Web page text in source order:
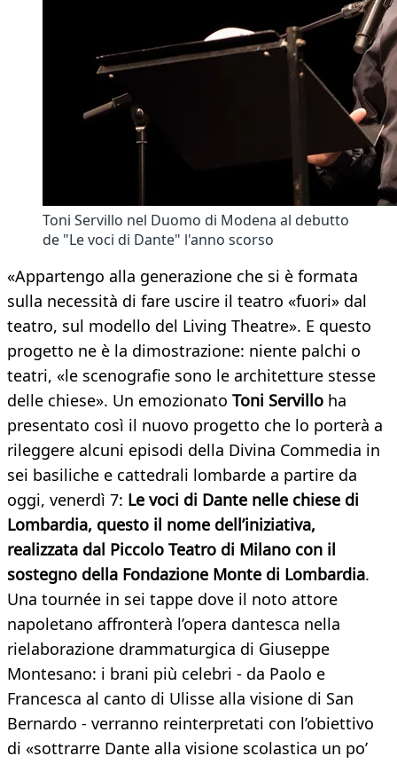
Toni Servillo nel Duomo di Modena al debutto
de "Le voci di Dante" l'anno scorso
«Appartengo alla generazione che si è formata
sulla necessità di fare uscire il teatro «fuori» dal
teatro, sul modello del Living Theatre». E questo
progetto ne è la dimostrazione: niente palchi o
teatri, «le scenografie sono le architetture stesse
delle chiese». Un emozionato Toni Servillo ha
presentato così il nuovo progetto che lo porterà a
rileggere alcuni episodi della Divina Commedia in
sei basiliche e cattedrali lombarde a partire da
oggi, venerdì 7: Le voci di Dante nelle chiese di
Lombardia, questo il nome dell’iniziativa,
realizzata dal Piccolo Teatro di Milano con il
sostegno della Fondazione Monte di Lombardia.
Una tournée in sei tappe dove il noto attore
napoletano affronterà l’opera dantesca nella
rielaborazione drammaturgica di Giuseppe
Montesano: i brani più celebri - da Paolo e
Francesca al canto di Ulisse alla visione di San
Bernardo - verranno reinterpretati con l’obiettivo
di «sottrarre Dante alla visione scolastica un po’